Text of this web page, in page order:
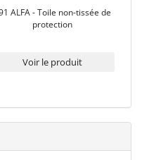
ALFA - Toile non-tissée de
protection
Voir le produit